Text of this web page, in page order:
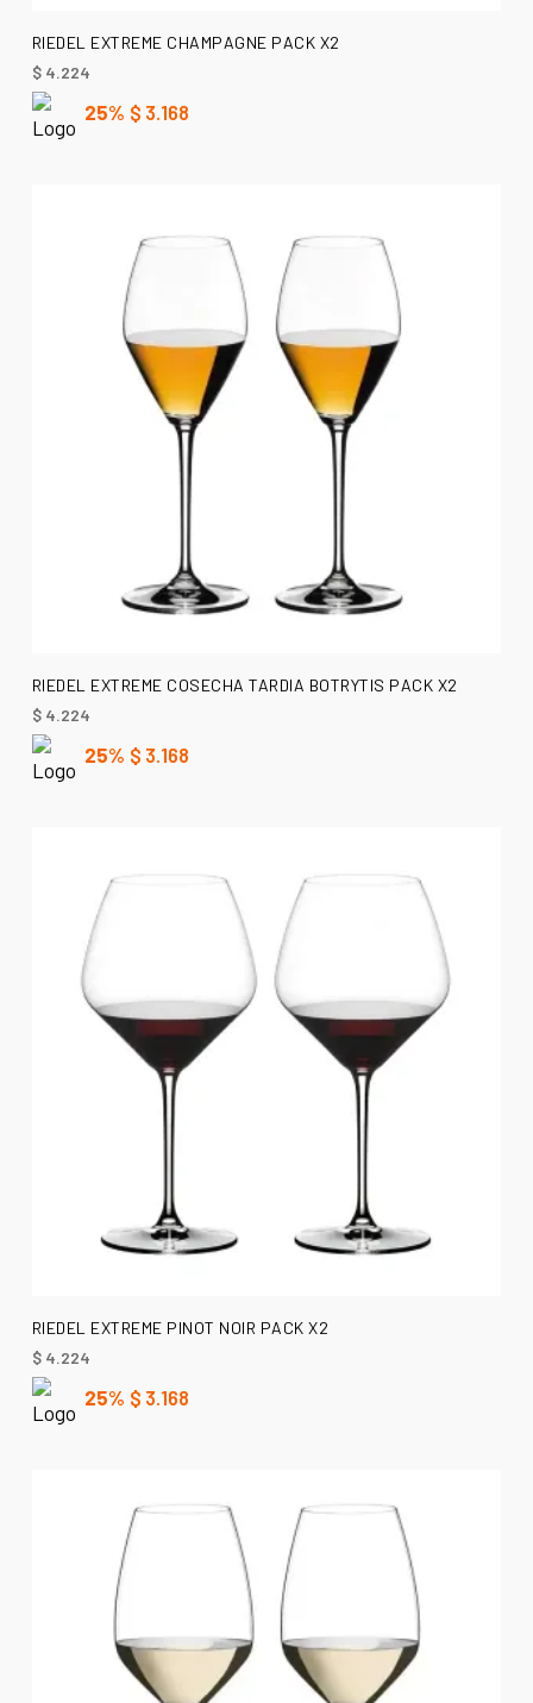
AÑADIR AL CARRITO
RIEDEL EXTREME CHAMPAGNE PACK X2
$4.224
25% $ 3.168
AÑADIR AL CARRITO
RIEDEL EXTREME COSECHA TARDIA BOTRYTIS PACK X2
$4.224
25% $ 3.168
AÑADIR AL CARRITO
RIEDEL EXTREME PINOT NOIR PACK X2
$4.224
25% $ 3.168